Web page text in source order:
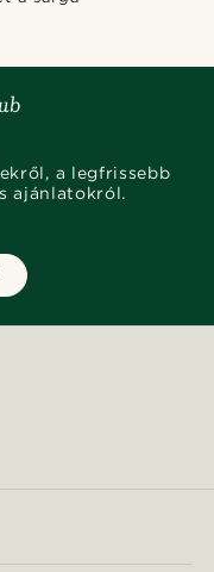
a legfrissebb
ajánlatokról.